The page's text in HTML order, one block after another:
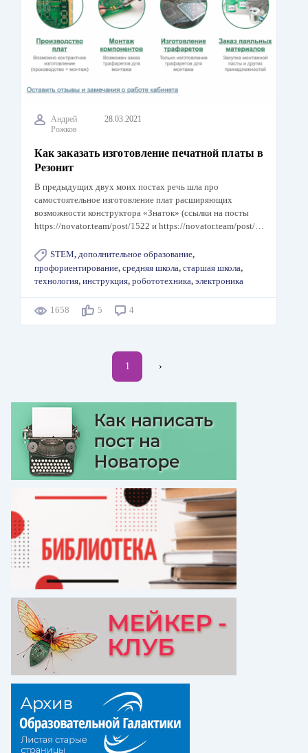
Андрей
Рожков
28.03.2021
Как заказать изготовление печатной платы в
Резонит
В предыдущих двух моих постах речь шла про
самостоятельное изготовление плат расширяющих
возможности конструктора «Знаток» (ссылки на посты
https://novator.team/post/1522 и https://novator.team/post/…
STEM, дополнительное образование,
профориентирование, средняя школа, старшая школа,
технология, инструкция, робототехника, электроника
1658 5 4
Текущая
1 Следующая
›